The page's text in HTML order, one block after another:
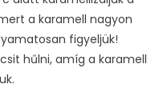
a karamell nagyon
figyeljük!
hűlni, amíg a karamell